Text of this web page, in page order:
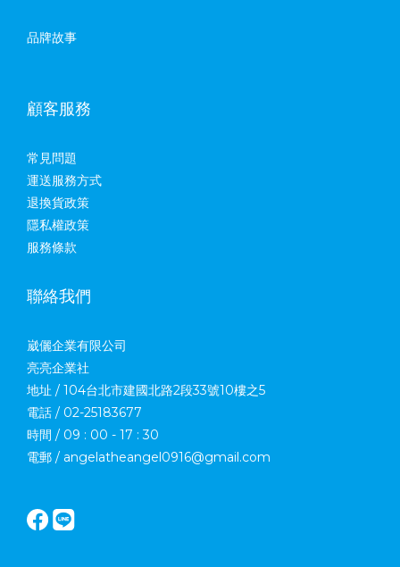
品牌故事
顧客服務
常見問題
運送服務方式
退換貨政策
隱私權政策
服務條款
聯絡我們
崴儷企業有限公司
亮亮企業社
地址 / 104台北市建國北路2段33號10樓之5
電話 / 02-25183677
時間 / 09 : 00 - 17 : 30
電郵 / angelatheangel0916@gmail.com